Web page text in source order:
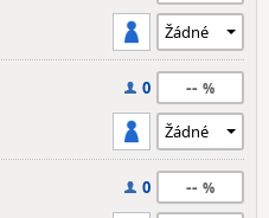
0 --
0 --